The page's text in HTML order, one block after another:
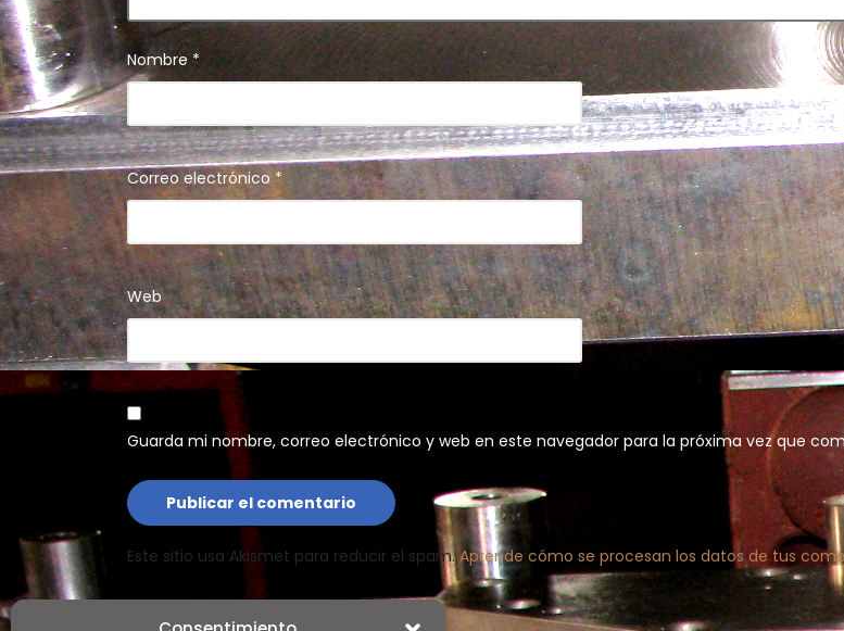
Nombre *
Correo electrónico*
Web
Guarda mi nombre, correo electrónico y web en este navegador para la próxima vez que
Este sitio usa Akismet para reducir el spam.Aprende cómo se procesan los datos de tus